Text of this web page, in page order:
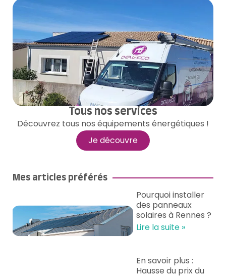
Tous nos services
Découvrez tous nos équipements énergétiques !
Je découvre
Mes articles préférés
Pourquoi installer
des panneaux
solaires à Rennes ?
Lire la suite »
En savoir plus :
Hausse du prix du